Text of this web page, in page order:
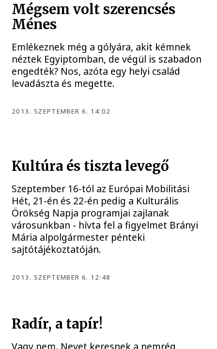
Mégsem volt szerencsés
Ménes
Emlékeznek még a gólyára, akit kémnek
néztek Egyiptomban, de végül is szabadon
engedték? Nos, azóta egy helyi család
levadászta és megette.
2013. SZEPTEMBER 6. 14:02
Kultúra és tiszta levegő
Szeptember 16-tól az Európai Mobilitási
Hét, 21-én és 22-én pedig a Kulturális
Örökség Napja programjai zajlanak
városunkban - hívta fel a figyelmet Brányi
Mária alpolgármester pénteki
sajtótájékoztatóján.
2013. SZEPTEMBER 6. 12:48
Radír, a tapír!
Vagy nem. Nevet keresnek a nemrég